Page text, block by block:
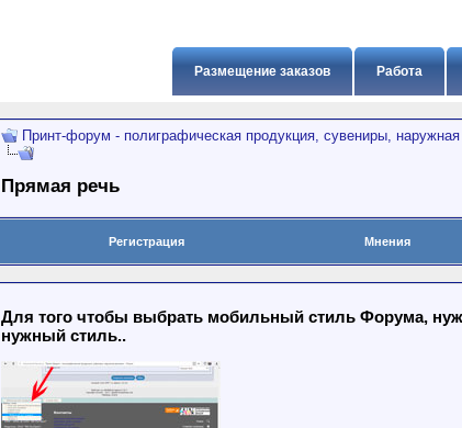
Работа
Размещение заказов
Принт-форум - полиграфическая продукция, сувениры,
Прямая речь
Регистрация Мнения
Для того чтобы выбрать мобильный стиль Форума,
нужный стиль..